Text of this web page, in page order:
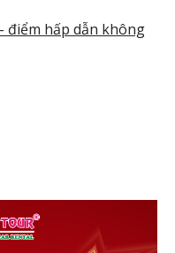
điểm hấp dẫn không